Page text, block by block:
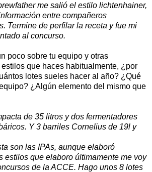
me salió el estilo lichtenhainer,
entre compañeros
Termine de perfilar la receta y fue mi
al concurso.
poco sobre tu equipo y otras
que haces habitualmente, ¿por
lotes sueles hacer al año? ¿Qué
¿Algún elemento del mismo que
de 35 litros y dos fermentadores
Y 3 barriles Cornelius de 19l y
son las IPAs, aunque elaboró
estilos que elaboro últimamente me voy
de la ACCE. Hago unos 8 lotes